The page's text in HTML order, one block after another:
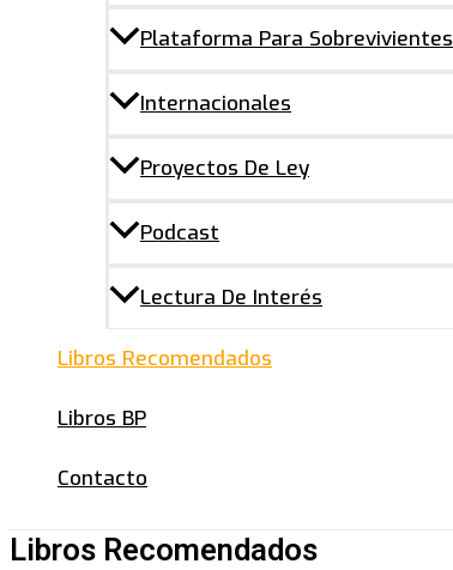
Plataforma Para Sobrevivientes
Internacionales
Proyectos De Ley
Podcast
Lectura De Interés
Libros Recomendados
Libros BP
Contacto
Libros Recomendados